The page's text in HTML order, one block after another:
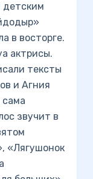
детским
в восторге.
актрисы.
тексты
и Агния
сама
звучит в
«Лягушонок